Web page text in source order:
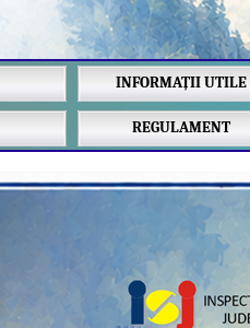
INFORMAȚII UTILE
REGULAMENT